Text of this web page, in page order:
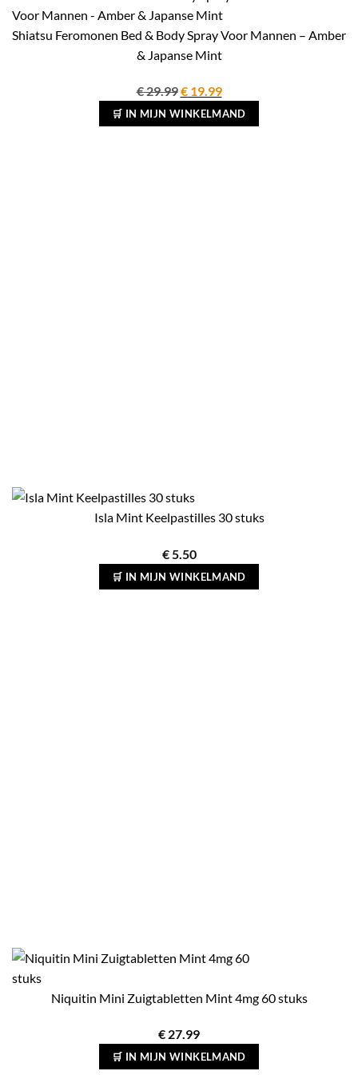
Shiatsu Feromonen Bed & Body Spray Voor Mannen – Amber
& Japanse Mint
€29.99Oorspronkelijke
prijs
was:
€19.99Huidige
prijs
is:
🛒 IN MIJN WINKELMAND
Isla Mint Keelpastilles 30 stuks
€5.50
🛒 IN MIJN WINKELMAND
Niquitin Mini Zuigtabletten Mint 4mg 60 stuks
€ 27.99
🛒 IN MIJN WINKELMAND